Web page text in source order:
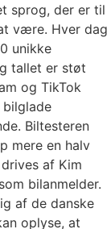
sprog, der er til
være. Hver dag
unikke
tallet er støt
og TikTok
bilglade
Biltesteren
mere en halv
af Kim
bilanmelder.
af de danske
oplyse, at